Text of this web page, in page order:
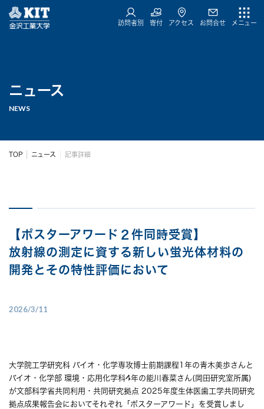
訪問者別 寄付 アクセス お問合せ メニュー
ニュース
NEWS
TOP ニュース 記事詳細
【ポスターアワード２件同時受賞】
放射線の測定に資する新しい蛍光体材料の
開発とその特性評価において
2026/3/11
大学院工学研究科 バイオ・化学専攻博士前期課程1年の青木美歩さんと
バイオ・化学部 環境・応用化学科4年の能川春菜さん(岡田研究室所属)
が文部科学省共同利用・共同研究拠点 2025年度生体医歯工学共同研究
拠点成果報告会においてそれぞれ「ポスターアワード」を受賞しまし